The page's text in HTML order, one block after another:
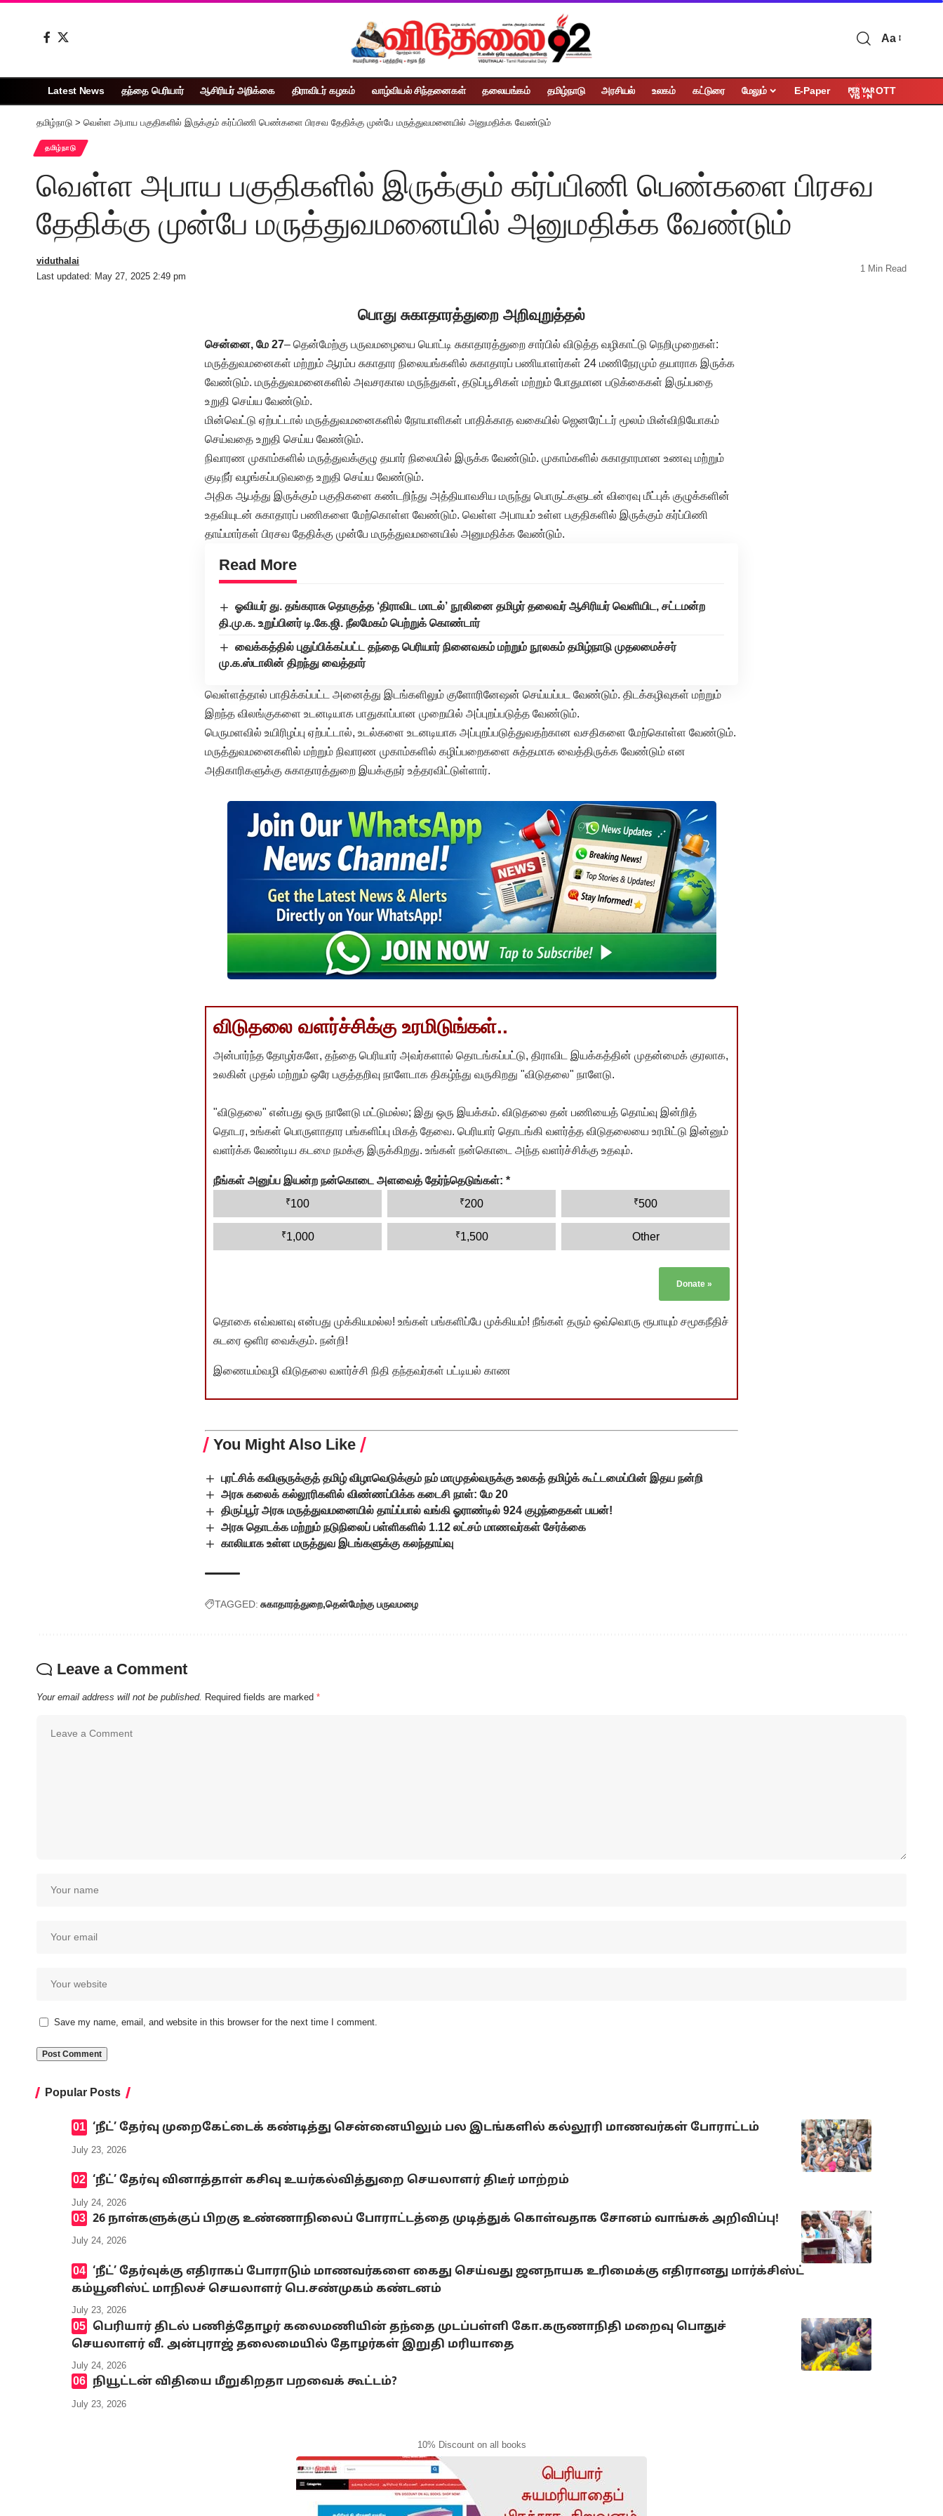
Aa
Latest News தந்தை பெரியார் ஆசிரியர் அறிக்கை திராவிடர் கழகம் வாழ்வியல் சிந்தனைகள் தலையங்கம் தமிழ்நாடு அரசியல் உலகம் கட்டுரை மேலும் E-Paper OTT
தமிழ்நாடு > வெள்ள அபாய பகுதிகளில் இருக்கும் கர்ப்பிணி பெண்களை பிரசவ தேதிக்கு முன்பே மருத்துவமனையில் அனுமதிக்க வேண்டும்
தமிழ்நாடு
வெள்ள அபாய பகுதிகளில் இருக்கும் கர்ப்பிணி பெண்களை பிரசவ
தேதிக்கு முன்பே மருத்துவமனையில் அனுமதிக்க வேண்டும்
Last updated: May 27, 2025 2:49 pm
viduthalai
1 Min Read
பொது சுகாதாரத்துறை அறிவுறுத்தல்
சென்னை, மே 27– தென்மேற்கு பருவமழையை யொட்டி சுகாதாரத்துறை சார்பில் விடுத்த வழிகாட்டு நெறிமுறைகள்:
மருத்துவமனைகள் மற்றும் ஆரம்ப சுகாதார நிலையங்களில் சுகாதாரப் பணியாளர்கள் 24 மணிநேரமும் தயாராக இருக்க
வேண்டும். மருத்துவமனைகளில் அவசரகால மருந்துகள், தடுப்பூசிகள் மற்றும் போதுமான படுக்கைகள் இருப்பதை
உறுதி செய்ய வேண்டும்.
மின்வெட்டு ஏற்பட்டால் மருத்துவமனைகளில் நோயாளிகள் பாதிக்காத வகையில் ஜெனரேட்டர் மூலம் மின்விநியோகம்
செய்வதை உறுதி செய்ய வேண்டும்.
நிவாரண முகாம்களில் மருத்துவக்குழு தயார் நிலையில் இருக்க வேண்டும். முகாம்களில் சுகாதாரமான உணவு மற்றும்
குடிநீர் வழங்கப்படுவதை உறுதி செய்ய வேண்டும்.
அதிக ஆபத்து இருக்கும் பகுதிகளை கண்டறிந்து அத்தியாவசிய மருந்து பொருட்களுடன் விரைவு மீட்புக் குழுக்களின்
உதவியுடன் சுகாதாரப் பணிகளை மேற்கொள்ள வேண்டும். வெள்ள அபாயம் உள்ள பகுதிகளில் இருக்கும் கர்ப்பிணி
தாய்மார்கள் பிரசவ தேதிக்கு முன்பே மருத்துவமனையில் அனுமதிக்க வேண்டும்.
Read More
ஓவியர் து. தங்கராசு தொகுத்த ‘திராவிட மாடல்’ நூலினை தமிழர் தலைவர் ஆசிரியர் வெளியிட, சட்டமன்ற
தி.மு.க. உறுப்பினர் டி.கே.ஜி. நீலமேகம் பெற்றுக் கொண்டார்
வைக்கத்தில் புதுப்பிக்கப்பட்ட தந்தை பெரியார் நினைவகம் மற்றும் நூலகம் தமிழ்நாடு முதலமைச்சர்
மு.க.ஸ்டாலின் திறந்து வைத்தார்
வெள்ளத்தால் பாதிக்கப்பட்ட அனைத்து இடங்களிலும் குளோரினேஷன் செய்யப்பட வேண்டும். திடக்கழிவுகள் மற்றும்
இறந்த விலங்குகளை உடனடியாக பாதுகாப்பான முறையில் அப்புறப்படுத்த வேண்டும்.
பெருமளவில் உயிரிழப்பு ஏற்பட்டால், உடல்களை உடனடியாக அப்புறப்படுத்துவதற்கான வசதிகளை மேற்கொள்ள வேண்டும்.
மருத்துவமனைகளில் மற்றும் நிவாரண முகாம்களில் கழிப்பறைகளை சுத்தமாக வைத்திருக்க வேண்டும் என
அதிகாரிகளுக்கு சுகாதாரத்துறை இயக்குநர் உத்தரவிட்டுள்ளார்.
விடுதலை வளர்ச்சிக்கு உரமிடுங்கள்..
அன்பார்ந்த தோழர்களே, தந்தை பெரியார் அவர்களால் தொடங்கப்பட்டு, திராவிட இயக்கத்தின் முதன்மைக் குரலாக,
உலகின் முதல் மற்றும் ஒரே பகுத்தறிவு நாளேடாக திகழ்ந்து வருகிறது "விடுதலை" நாளேடு.
"விடுதலை" என்பது ஒரு நாளேடு மட்டுமல்ல; இது ஒரு இயக்கம். விடுதலை தன் பணியைத் தொய்வு இன்றித்
தொடர, உங்கள் பொருளாதார பங்களிப்பு மிகத் தேவை. பெரியார் தொடங்கி வளர்த்த விடுதலையை உரமிட்டு இன்னும்
வளர்க்க வேண்டிய கடமை நமக்கு இருக்கிறது. உங்கள் நன்கொடை அந்த வளர்ச்சிக்கு உதவும்.
நீங்கள் அனுப்ப இயன்ற நன்கொடை அளவைத் தேர்ந்தெடுங்கள்: *
₹100 ₹200 ₹500
₹1,000 ₹1,500 Other
Donate »
தொகை எவ்வளவு என்பது முக்கியமல்ல! உங்கள் பங்களிப்பே முக்கியம்! நீங்கள் தரும் ஒவ்வொரு ரூபாயும் சமூகநீதிச்
சுடரை ஒளிர வைக்கும். நன்றி!
இணையம்வழி விடுதலை வளர்ச்சி நிதி தந்தவர்கள் பட்டியல் காண
You Might Also Like
புரட்சிக் கவிஞருக்குத் தமிழ் விழாவெடுக்கும் நம் மாமுதல்வருக்கு உலகத் தமிழ்க் கூட்டமைப்பின் இதய நன்றி
அரசு கலைக் கல்லூரிகளில் விண்ணப்பிக்க கடைசி நாள்: மே 20
திருப்பூர் அரசு மருத்துவமனையில் தாய்ப்பால் வங்கி ஓராண்டில் 924 குழந்தைகள் பயன்!
அரசு தொடக்க மற்றும் நடுநிலைப் பள்ளிகளில் 1.12 லட்சம் மாணவர்கள் சேர்க்கை
காலியாக உள்ள மருத்துவ இடங்களுக்கு கலந்தாய்வு
TAGGED: சுகாதாரத்துறை தென்மேற்கு பருவமழை
Leave a Comment
Your email address will not be published. Required fields are marked *
Save my name, email, and website in this browser for the next time I comment.
Popular Posts
‘நீட்’ தேர்வு முறைகேட்டைக் கண்டித்து சென்னையிலும் பல இடங்களில் கல்லூரி மாணவர்கள் போராட்டம்
July 23, 2026
‘நீட்’ தேர்வு வினாத்தாள் கசிவு உயர்கல்வித்துறை செயலாளர் திடீர் மாற்றம்
July 24, 2026
26 நாள்களுக்குப் பிறகு உண்ணாநிலைப் போராட்டத்தை முடித்துக் கொள்வதாக சோனம் வாங்சுக் அறிவிப்பு!
July 24, 2026
‘நீட்’ தேர்வுக்கு எதிராகப் போராடும் மாணவர்களை கைது செய்வது ஜனநாயக உரிமைக்கு எதிரானது மார்க்சிஸ்ட்
கம்யூனிஸ்ட் மாநிலச் செயலாளர் பெ.சண்முகம் கண்டனம்
July 23, 2026
பெரியார் திடல் பணித்தோழர் கலைமணியின் தந்தை முடப்பள்ளி கோ.கருணாநிதி மறைவு பொதுச்
செயலாளர் வீ. அன்புராஜ் தலைமையில் தோழர்கள் இறுதி மரியாதை
July 24, 2026
நியூட்டன் விதியை மீறுகிறதா பறவைக் கூட்டம்?
July 23, 2026
10% Discount on all books